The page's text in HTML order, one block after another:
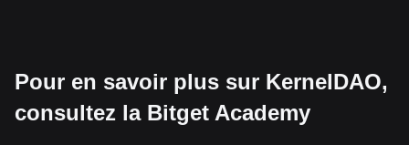
Pour en savoir plus sur KernelDAO,
consultez la Bitget Academy